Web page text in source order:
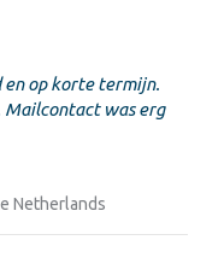
en op korte termijn.
Mailcontact was erg
Netherlands